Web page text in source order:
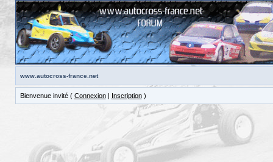
www.autocross-france.net
Bienvenue invité ( Connexion| Inscription)